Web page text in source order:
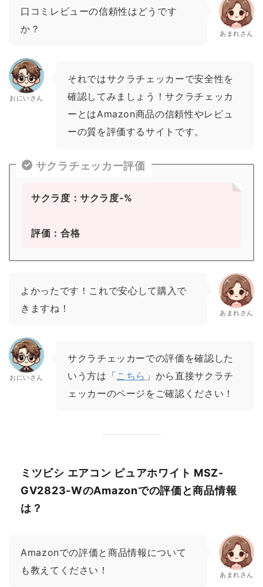
口コミレビューの信頼性はどうです
か？
あまれさん
おにいさん
それではサクラチェッカーで安全性を
確認してみましょう！サクラチェッカ
ーとはAmazon商品の信頼性やレビュ
ーの質を評価するサイトです。
サクラチェッカー評価
サクラ度：サクラ度-%
評価：合格
よかったです！これで安心して購入で
きますね！
あまれさん
おにいさん
サクラチェッカーでの評価を確認した
いう方は「こちら 」から直接サクラチ
ェッカーのページをご確認ください！
ミツビシ エアコン ピュアホワイト MSZ-
GV2823-WのAmazonでの評価と商品情報
は？
Amazonでの評価と商品情報について
も教えてください！
あまれさん